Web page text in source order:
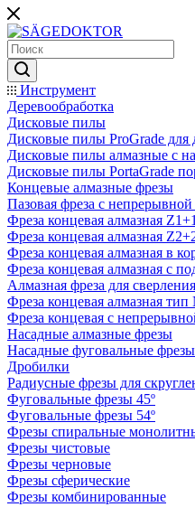
Инструмент
Деревообработка
Дисковые пилы
Дисковые пилы ProGrade для
Дисковые пилы алмазные с
Дисковые пилы PortaGrade
Концевые алмазные фрезы
Пазовая фреза с
Фреза концевая алмазная
Фреза концевая алмазная
Фреза концевая алмазная в
Фреза концевая алмазная с
Алмазная фреза для
Фреза концевая алмазная
Фреза концевая с
Насадные алмазные фрезы
Насадные фуговальные
Дробилки
Радиусные фрезы для
Фуговальные фрезы 45º
Фуговальные фрезы 54º
Фрезы спиральные
Фрезы чистовые
Фрезы черновые
Фрезы сферические
Фрезы комбинированные